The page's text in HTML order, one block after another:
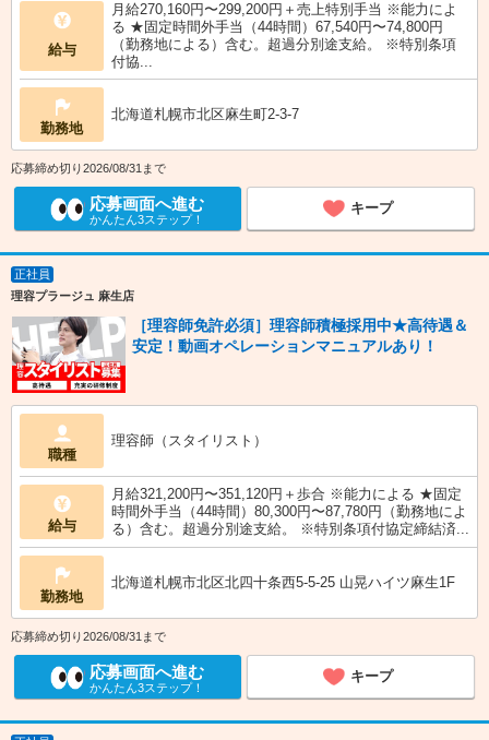
給与
月給270,160円〜299,200円＋売上特別手当 ※能力によ
る ★固定時間外手当（44時間）67,540円〜74,800円
（勤務地による）含む。超過分別途支給。 ※特別条項
付協...
勤務地
北海道札幌市北区麻生町2-3-7
応募締め切り2026/08/31まで
応募画面へ進む
かんたん3ステップ！
キープ
正社員
理容プラージュ 麻生店
［理容師免許必須］理容師積極採用中★高待遇＆
安定！動画オペレーションマニュアルあり！
職種
理容師（スタイリスト）
給与
月給321,200円〜351,120円＋歩合 ※能力による ★固定
時間外手当（44時間）80,300円〜87,780円（勤務地によ
る）含む。超過分別途支給。 ※特別条項付協定締結済...
勤務地
北海道札幌市北区北四十条西5-5-25 山晃ハイツ麻生1F
応募締め切り2026/08/31まで
応募画面へ進む
かんたん3ステップ！
キープ